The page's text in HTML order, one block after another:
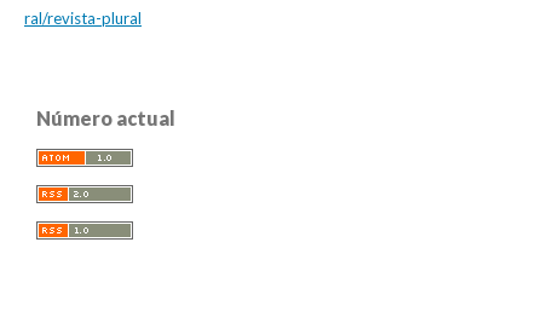
ral/revista-plural
Número actual